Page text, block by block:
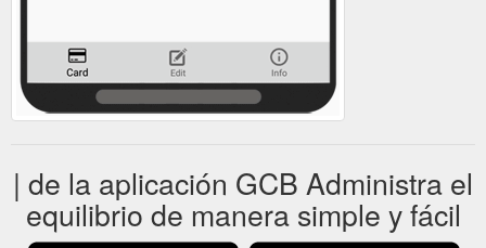
| de la aplicación GCB Administra el
equilibrio de manera simple y fácil